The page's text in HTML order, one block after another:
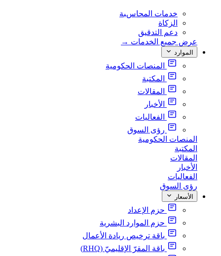
خدمات المحاسبة
الزكاة
دعم التدقيق
عرض جميع الخدمات →
الموارد
المنصات الحكومية
المكتبة
المقالات
الأخبار
الفعاليات
رؤى السوق
المنصات الحكومية
المكتبة
المقالات
الأخبار
الفعاليات
رؤى السوق
الأسعار
حزم الإعداد
حزم الموارد البشرية
باقة ترخيص ريادة الأعمال
باقة المقرّ الإقليميّ (RHQ)